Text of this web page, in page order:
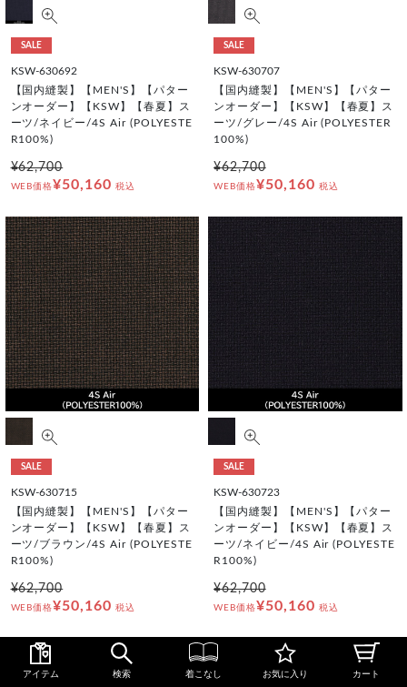
SALE
KSW-630692
【国内縫製】【MEN'S】【パター
ンオーダー】【KSW】【春夏】ス
ーツ/ネイビー/4S Air (POLYESTE
R100%)
¥62,700
WEB価格¥50,160 税込
SALE
KSW-630707
【国内縫製】【MEN'S】【パター
ンオーダー】【KSW】【春夏】ス
ーツ/グレー/4S Air (POLYESTER
100%)
¥62,700
WEB価格¥50,160 税込
SALE
KSW-630715
【国内縫製】【MEN'S】【パター
ンオーダー】【KSW】【春夏】ス
ーツ/ブラウン/4S Air (POLYESTE
R100%)
¥62,700
WEB価格¥50,160 税込
SALE
KSW-630723
【国内縫製】【MEN'S】【パター
ンオーダー】【KSW】【春夏】ス
ーツ/ネイビー/4S Air (POLYESTE
R100%)
¥62,700
WEB価格¥50,160 税込
アイテム 検索 着こなし お気に入り カート